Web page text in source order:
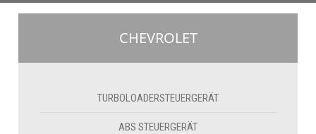
CHEVROLET
TURBOLOADERSTEUERGERÄT
ABS STEUERGERÄT